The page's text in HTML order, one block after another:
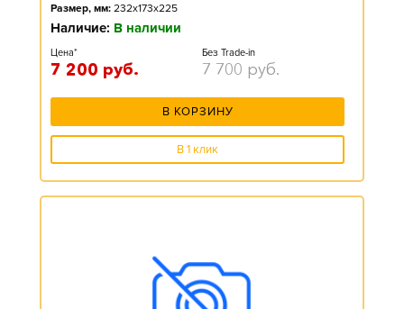
Размер, мм: 232x173x225
Наличие: В наличии
Цена*
7 200 руб.
Без Trade-in
7 700 руб.
В КОРЗИНУ
В 1 клик